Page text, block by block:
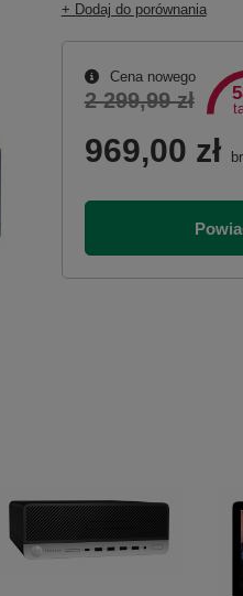
+ Dodaj do porównania
Cena nowego
2 299,99 zł
969,00 zł